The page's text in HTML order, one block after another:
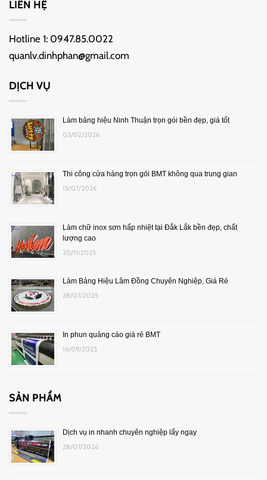
LIÊN HỆ
Hotline 1: 0947.85.0022
quanlv.dinhphan@gmail.com
DỊCH VỤ
Làm bảng hiệu Ninh Thuận trọn gói bền đẹp, giá tốt
03/02/2026
Thi công cửa hàng trọn gói BMT không qua trung gian
15/07/2026
Làm chữ inox sơn hấp nhiệt tại Đắk Lắk bền đẹp, chất
lượng cao
20/11/2025
Làm Bảng Hiệu Lâm Đồng Chuyên Nghiệp, Giá Rẻ
28/07/2025
In phun quảng cáo giá rẻ BMT
16/09/2025
SẢN PHẨM
Dịch vụ in nhanh chuyên nghiệp lấy ngay
28/07/2026